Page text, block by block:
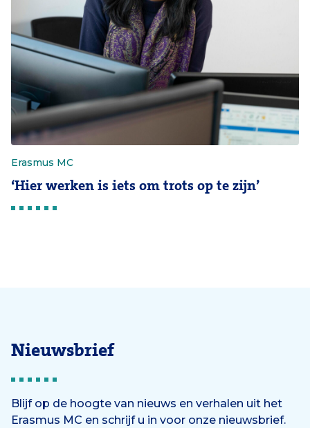
Erasmus MC
‘Hier werken is iets om trots op te zijn’
Nieuwsbrief
Blijf op de hoogte van nieuws en verhalen uit het
Erasmus MC en schrijf u in voor onze nieuwsbrief.